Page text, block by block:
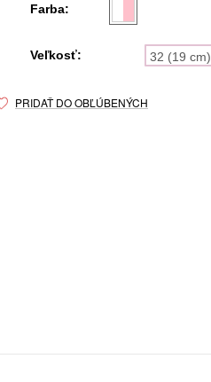
Farba:
Veľkosť: 32 (19 cm)
PRIDAŤ DO OBĽÚBENÝCH